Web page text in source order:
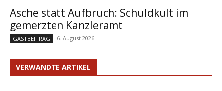
Asche statt Aufbruch: Schuldkult im
gemerzten Kanzleramt
GASTBEITRAG 6. August 2026
VERWANDTE ARTIKEL